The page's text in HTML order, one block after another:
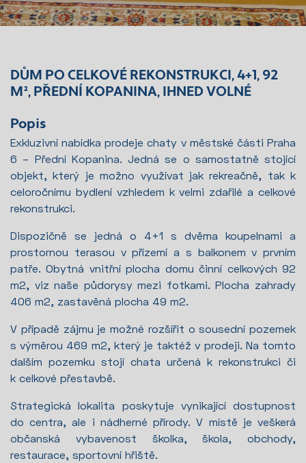
DŮM PO CELKOVÉ REKONSTRUKCI, 4+1, 92
M², PŘEDNÍ KOPANINA, IHNED VOLNÉ
Popis
Exkluzivní nabídka prodeje chaty v městské části Praha
6 – Přední Kopanina. Jedná se o samostatně stojící
objekt, který je možno využívat jak rekreačně, tak k
celoročnímu bydlení vzhledem k velmi zdařilé a celkové
rekonstrukci.
Dispozičně se jedná o 4+1 s dvěma koupelnami a
prostornou terasou v přízemí a s balkonem v prvním
patře. Obytná vnitřní plocha domu činní celkových 92
m2, viz naše půdorysy mezi fotkami. Plocha zahrady
406 m2, zastavěná plocha 49 m2.
V případě zájmu je možné rozšířit o sousední pozemek
s výměrou 469 m2, který je taktéž v prodeji. Na tomto
dalším pozemku stojí chata určená k rekonstrukci či
k celkové přestavbě.
Strategická lokalita poskytuje vynikající dostupnost
do centra, ale i nádherné přírody. V místě je veškerá
občanská vybavenost školka, škola, obchody,
restaurace, sportovní hřiště.